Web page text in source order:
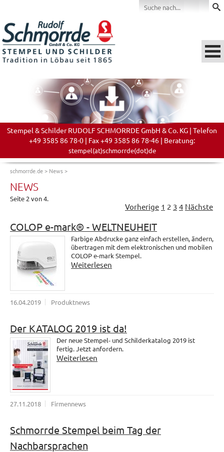
Stempel & Schilder RUDOLF SCHMORRDE GmbH & Co. KG | Telefon
+49 3585 86 78-0 | Fax +49 3585 86 78-46 | Beratung:
stempel(at)schmorrde(dot)de
schmorrde.de> News>
NEWS
Seite 2 von 4.
Vorherige 1 2 3 4 Nächste
COLOP e-mark® - WELTNEUHEIT
Farbige Abdrucke ganz einfach erstellen, ändern,
übertragen mit dem elektronischen und mobilen
COLOP e-mark Stempel.
Weiterlesen
16.04.2019 Produktnews
Der KATALOG 2019 ist da!
Der neue Stempel- und Schilderkatalog 2019 ist
fertig. Jetzt anfordern.
Weiterlesen
27.11.2018 Firmennews
Schmorrde Stempel beim Tag der
Nachbarsprachen